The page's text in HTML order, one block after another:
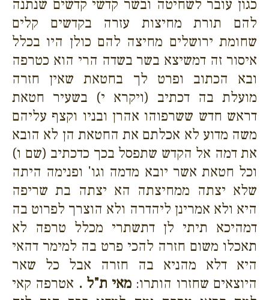
כגון עובר לשחיטה ובשר קדשי קדשים שנתנה
להם תורת מחיצות עזרה בקדשים קלים
שחומת ירושלים מחיצה להם כולן היו בכלל
איסור זה דמשיצא בשר בשדה הרי הוא כטרפה
ובא הכתוב ופרט לך בחטאת שאין חזרה
מועלת בה דכתיב (ויקרא י) בשעיר חטאת
דראש חדש ששרפוהו אהרן ובניו וקצף עליהם
משה מדוע לא אכלתם את החטאת הן לא הובא
את דמה אל הקדש שתפסל בכך כדכתיב (שם ו)
וכל חטאת אשר יובא מדמה וגו' ופנימה היתה
שלא יצתה ממחיצתה הא יצתה בת שריפה
היא ולא אמרינן ליהדרה ולא הוצרך לפרוט בה
דמהיכא תיתי לן דתשתרי מכלל טרפה לא
תאכלו משום חזרה להכי פרט בה למימר דהאי
היא דלא מהניא בה חזרה אבל כל שאר
היוצאים שחזרו הותרו: מאי ת"ל . אטרפה קאי